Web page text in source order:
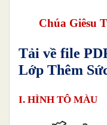
Chúa Giêsu
Tải về file
Lớp Thêm
I. HÌNH TÔ MÀU